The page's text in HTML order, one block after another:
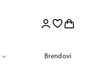
Brendovi